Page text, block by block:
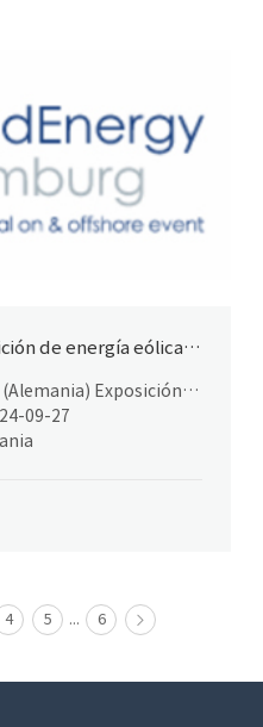
de energía eólica
(Alemania) Exposición
09-27
4 5 6